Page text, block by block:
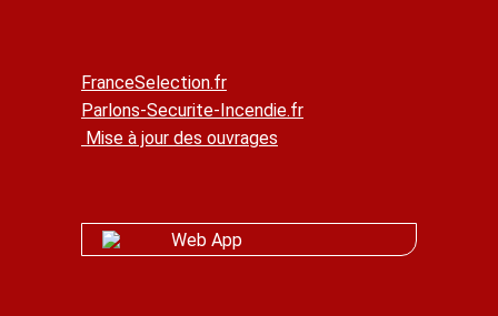
FranceSelection.fr
Parlons-Securite-Incendie.fr
Mise à jour des ouvrages
Web App